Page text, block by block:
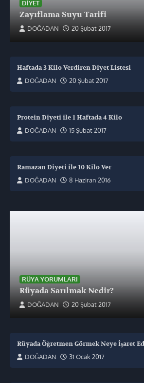
DIYET
Zayıflama Suyu Tarifi
DOĞADAN 20 Şubat 2017
Haftada 3 Kilo Verdiren Diyet Listesi
DOĞADAN
20 Şubat 2017
Protein Diyeti ile 1 Haftada 4 Kilo
DOĞADAN
15 Şubat 2017
Ramazan Diyeti ile 10 Kilo Ver
DOĞADAN
8 Haziran 2016
RÜYA YORUMLARI
Rüyada Sarılmak Nedir?
DOĞADAN 20 Şubat 2017
Rüyada Öğretmen Görmek Neye İşaret
DOĞADAN
31 Ocak 2017